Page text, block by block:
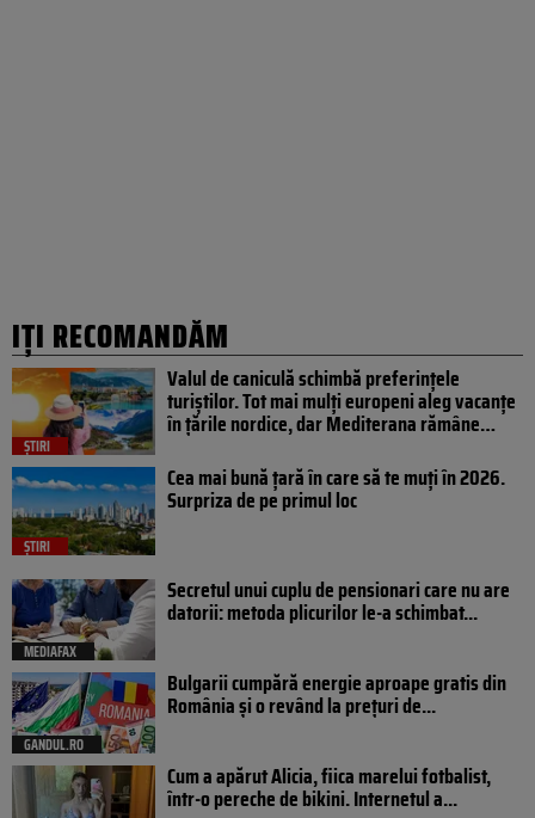
IȚI RECOMANDĂM
ȘTIRI
Valul de caniculă schimbă preferințele
turiștilor. Tot mai mulți europeni aleg vacanțe
în țările nordice, dar Mediterana rămâne…
ȘTIRI
Cea mai bună țară în care să te muți în 2026.
Surpriza de pe primul loc
MEDIAFAX
Secretul unui cuplu de pensionari care nu are
datorii: metoda plicurilor le-a schimbat...
GANDUL.RO
Bulgarii cumpără energie aproape gratis din
România și o revând la prețuri de...
Cum a apărut Alicia, fiica marelui fotbalist,
într-o pereche de bikini. Internetul a...